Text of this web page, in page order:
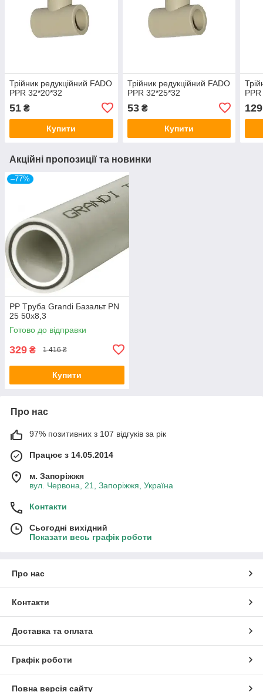
Трійник редукційний FADO
PPR 32*20*32
51 ₴
Купити
Трійник редукційний FADO
PPR 32*25*32
53₴
Купити
129
Акційні пропозиції та новинки
–77%
PP Tpуба Grandi Базальт PN
25 50х8,3
Готово до відправки
329 ₴ 1 416 ₴
Купити
Про нас
97% позитивних з 107 відгуків за рік
Працює з 14.05.2014
м. Запоріжжя
вул. Червона, 21, Запоріжжя, Україна
Контакти
Сьогодні вихідний
Показати весь графік роботи
Про нас
Контакти
Доставка та оплата
Графік роботи
Повна версія сайту